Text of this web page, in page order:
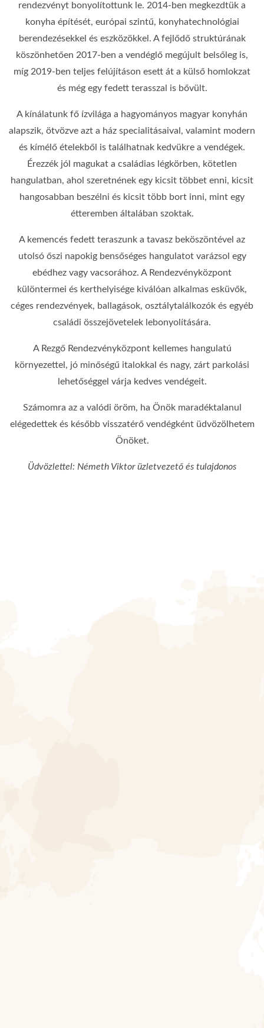
rendezvényt bonyolítottunk le. 2014-ben megkezdtük a
konyha építését, európai szintű, konyhatechnológiai
berendezésekkel és eszközökkel. A fejlődő struktúrának
köszönhetően 2017-ben a vendéglő megújult belsőleg is,
míg 2019-ben teljes felújításon esett át a külső homlokzat
és még egy fedett terasszal is bővült.
A kínálatunk fő ízvilága a hagyományos magyar konyhán
alapszik, ötvözve azt a ház specialitásaival, valamint modern
és kímélő ételekből is találhatnak kedvükre a vendégek.
Érezzék jól magukat a családias légkörben, kötetlen
hangulatban, ahol szeretnének egy kicsit többet enni, kicsit
hangosabban beszélni és kicsit több bort inni, mint egy
étteremben általában szoktak.
A kemencés fedett teraszunk a tavasz beköszöntével az
utolsó őszi napokig bensőséges hangulatot varázsol egy
ebédhez vagy vacsorához. A Rendezvényközpont
különtermei és kerthelyisége kiválóan alkalmas esküvők,
céges rendezvények, ballagások, osztálytalálkozók és egyéb
családi összejövetelek lebonyolítására.
A Rezgő Rendezvényközpont kellemes hangulatú
környezettel, jó minőségű italokkal és nagy, zárt parkolási
lehetőséggel várja kedves vendégeit.
Számomra az a valódi öröm, ha Önök maradéktalanul
elégedettek és később visszatérő vendégként üdvözölhetem
Önöket.
Üdvözlettel: Németh Viktor üzletvezető és tulajdonos